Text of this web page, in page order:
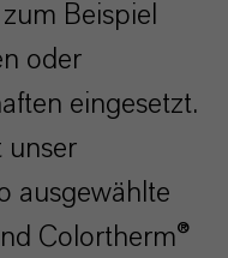
Beispiel
oder
eingesetzt.
unser
ausgewählte
Colortherm®